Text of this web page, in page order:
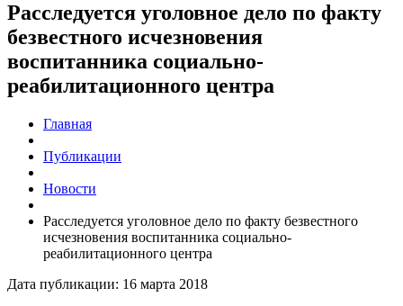
Расследуется уголовное дело по факту
безвестного исчезновения
воспитанника социально-
реабилитационного центра
Главная
Публикации
Новости
Расследуется уголовное дело по факту безвестного
исчезновения воспитанника социально-
реабилитационного центра
Дата публикации: 16 марта 2018